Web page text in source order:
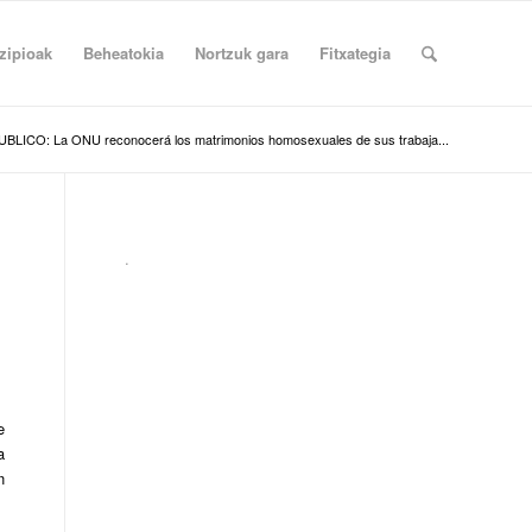
Beheatokia Nortzuk gara Fitxategia
La ONU reconocerá los matrimonios homosexuales de sus trabaja...
.